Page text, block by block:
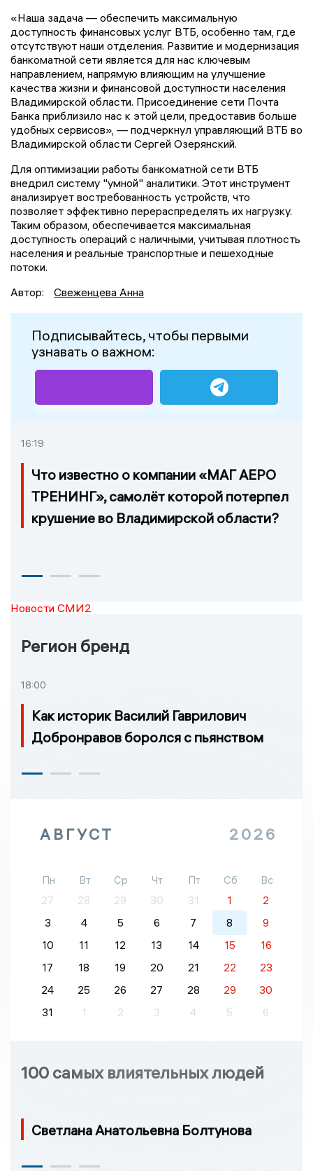
«Наша задача — обеспечить максимальную
доступность финансовых услуг ВТБ, особенно там, где
отсутствуют наши отделения. Развитие и модернизация
банкоматной сети является для нас ключевым
направлением, напрямую влияющим на улучшение
качества жизни и финансовой доступности населения
Владимирской области. Присоединение сети Почта
Банка приблизило нас к этой цели, предоставив больше
удобных сервисов», — подчеркнул управляющий ВТБ во
Владимирской области Сергей Озерянский.
Для оптимизации работы банкоматной сети ВТБ
внедрил систему "умной" аналитики. Этот инструмент
анализирует востребованность устройств, что
позволяет эффективно перераспределять их нагрузку.
Таким образом, обеспечивается максимальная
доступность операций с наличными, учитывая плотность
населения и реальные транспортные и пешеходные
потоки.
Автор:
Свеженцева Анна
Подписывайтесь, чтобы первыми
узнавать о важном:
16:19
Что известно о компании «МАГ АЕРО
ТРЕНИНГ», самолёт которой потерпел
крушение во Владимирской области?
Новости СМИ2
Регион бренд
18:00
Как историк Василий Гаврилович
Добронравов боролся с пьянством
АВГУСТ 2026
Пн Вт Ср Чт Пт Сб
Вс
27
28 29 30 31 1
2
3
4 5 6 7 8
9
10
11 12 13 14 15
16
17
18 19 20 21 22
23
24
25 26 27 28 29
30
31
1 2 3 4 5 6
100 самых влиятельных людей
Светлана Анатольевна Болтунова